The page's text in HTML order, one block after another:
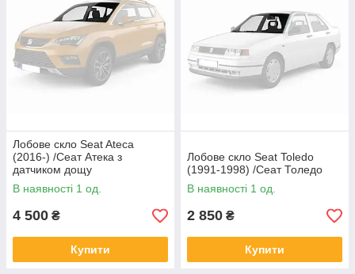
Лобове скло Seat Ateca
(2016-) /Сеат Атека з
датчиком дощу
В наявності 1 од.
4 500 ₴
Купити
Лобове скло Seat Toledo
(1991-1998) /Сеат Толедо
В наявності 1 од.
2 850 ₴
Купити